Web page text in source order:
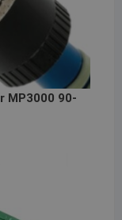
MP3000 90-